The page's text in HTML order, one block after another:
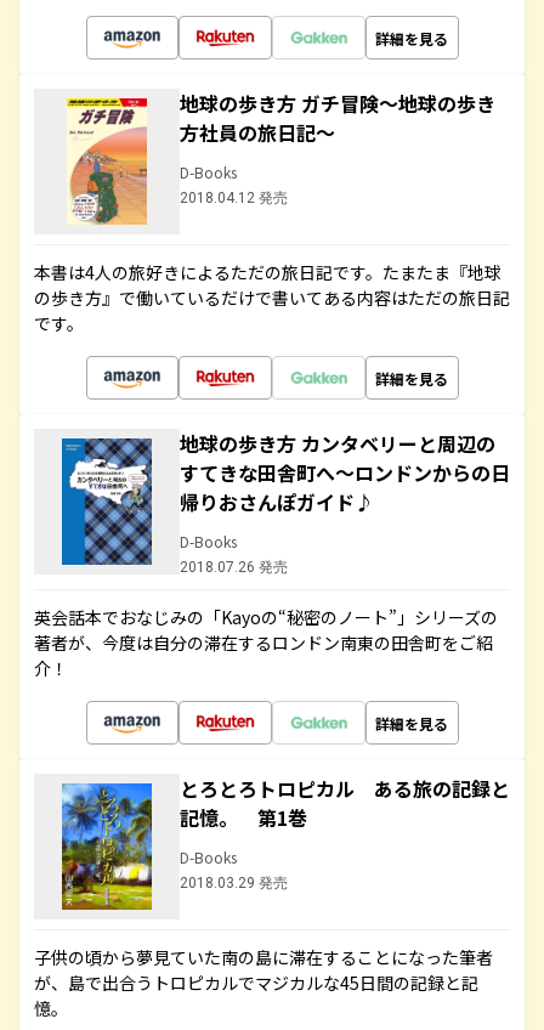
詳細を見る
地球の歩き方 ガチ冒険～地球の歩き
方社員の旅日記～
D-Books
2018.04.12 発売
本書は4人の旅好きによるただの旅日記です。たまたま『地球
の歩き方』で働いているだけで書いてある内容はただの旅日記
です。
詳細を見る
地球の歩き方 カンタベリーと周辺の
すてきな田舎町へ～ロンドンからの日
帰りおさんぽガイド♪
D-Books
2018.07.26 発売
英会話本でおなじみの「Kayoの“秘密のノート”」シリーズの
著者が、今度は自分の滞在するロンドン南東の田舎町をご紹
介！
詳細を見る
とろとろトロピカル ある旅の記録と
記憶。 第1巻
D-Books
2018.03.29 発売
子供の頃から夢見ていた南の島に滞在することになった筆者
が、島で出合うトロピカルでマジカルな45日間の記録と記
憶。